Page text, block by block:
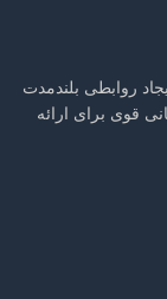
روابطی بلندمدت
قوی برای ارائه